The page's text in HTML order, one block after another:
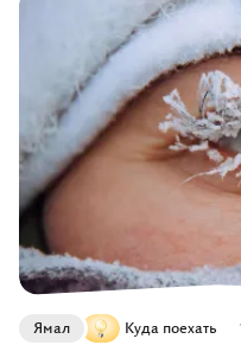
Куда поехать
Ямал